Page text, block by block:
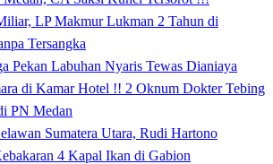
LP Makmur Lukman 2 Tahun di
Tersangka
Pekan Labuhan Nyaris Tewas Dianiaya
di Kamar Hotel !! 2 Oknum Dokter Tebing
PN Medan
Sumatera Utara, Rudi Hartono
4 Kapal Ikan di Gabion